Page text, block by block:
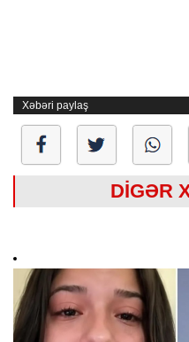
Xəbəri paylaş
DİGƏR